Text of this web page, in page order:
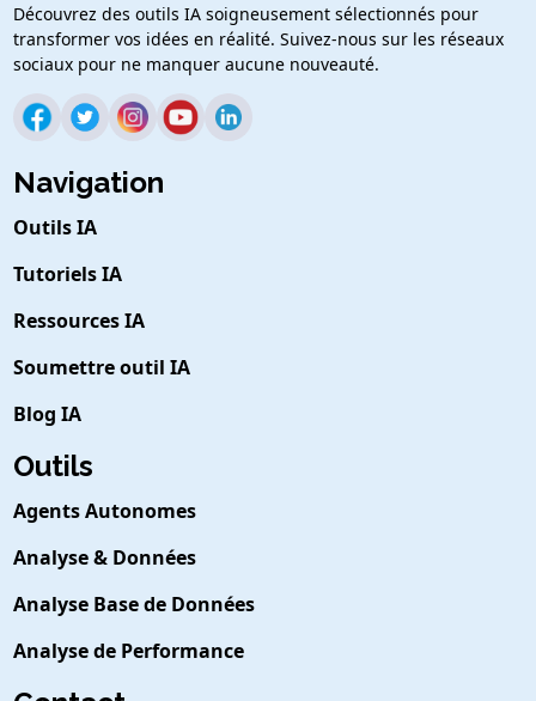
Découvrez des outils IA soigneusement sélectionnés pour
transformer vos idées en réalité. Suivez-nous sur les réseaux
sociaux pour ne manquer aucune nouveauté.
Navigation
Outils IA
Tutoriels IA
Ressources IA
Soumettre outil IA
Blog IA
Outils
Agents Autonomes
Analyse & Données
Analyse Base de Données
Analyse de Performance